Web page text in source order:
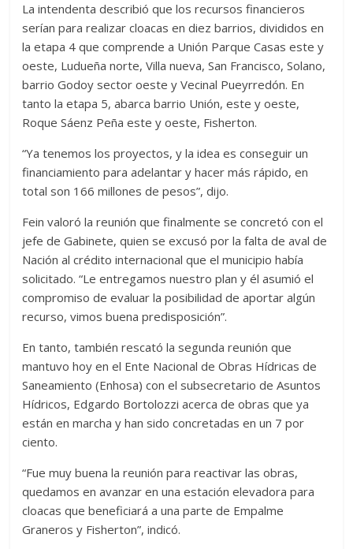
La intendenta describió que los recursos financieros
serían para realizar cloacas en diez barrios, divididos en
la etapa 4 que comprende a Unión Parque Casas este y
oeste, Ludueña norte, Villa nueva, San Francisco, Solano,
barrio Godoy sector oeste y Vecinal Pueyrredón. En
tanto la etapa 5, abarca barrio Unión, este y oeste,
Roque Sáenz Peña este y oeste, Fisherton.
“Ya tenemos los proyectos, y la idea es conseguir un
financiamiento para adelantar y hacer más rápido, en
total son 166 millones de pesos”, dijo.
Fein valoró la reunión que finalmente se concretó con el
jefe de Gabinete, quien se excusó por la falta de aval de
Nación al crédito internacional que el municipio había
solicitado. “Le entregamos nuestro plan y él asumió el
compromiso de evaluar la posibilidad de aportar algún
recurso, vimos buena predisposición”.
En tanto, también rescató la segunda reunión que
mantuvo hoy en el Ente Nacional de Obras Hídricas de
Saneamiento (Enhosa) con el subsecretario de Asuntos
Hídricos, Edgardo Bortolozzi acerca de obras que ya
están en marcha y han sido concretadas en un 7 por
ciento.
“Fue muy buena la reunión para reactivar las obras,
quedamos en avanzar en una estación elevadora para
cloacas que beneficiará a una parte de Empalme
Graneros y Fisherton”, indicó.